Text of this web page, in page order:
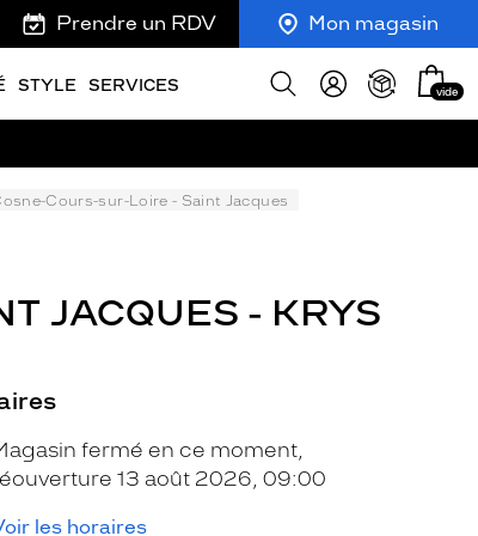
Prendre un RDV Mon magasin
STYLE SERVICES
Afficher
Mon
panier
vide
Cours-sur-Loire - Saint Jacques
JACQUES - KRYS
fermé en ce moment,
13 août 2026, 09:00
les horaires